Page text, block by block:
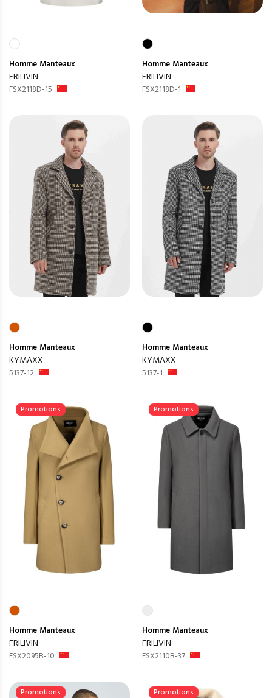
Homme Manteaux
FRILIVIN
FSX2118D-15
Homme Manteaux
FRILIVIN
FSX2118D-1
Homme Manteaux
KYMAXX
5137-12
Homme Manteaux
KYMAXX
5137-1
Promotions
Homme Manteaux
FRILIVIN
FSX2095B-10
Promotions
Homme Manteaux
FRILIVIN
FSX2110B-37
Promotions Promotions